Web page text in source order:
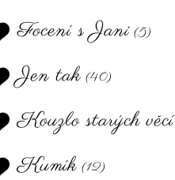
Focení s Jani (5)
Jen tak (40)
Kouzlo starých věcí
Kumík (12)